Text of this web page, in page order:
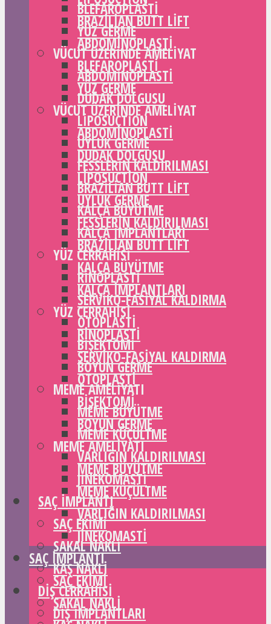
BLEFAROPLASTI
YÜZ GERME
VÜCUT ÜZERINDE AMELIYAT
ABDOMINOPLASTI
DUDAK DOLGUSU
LIPOSUCTION
UYLUK GERME
FESSLERIN KALDIRILMASI
BRAZILIAN BUTT LIFT
KALÇA BÜYÜTME
KALÇA IMPLANTLARI
YÜZ CERRAHISI
RINOPLASTI
SERVIKO-FASIYAL KALDIRMA
OTOPLASTI
BIŞEKTOMI
BOYUN GERME
MEME AMELIYATI
MEME BÜYÜTME
MEME KÜÇÜLTME
VARLIĞIN KALDIRILMASI
JINEKOMASTI
SAÇ IMPLANTI
SAÇ EKIMI
SAKAL NAKLI
KAŞ NAKLI
DIŞ CERRAHISI
DIŞ IMPLANTLARI
BRAZILIAN BUTT LIFT
ABDOMINOPLASTI
BLEFAROPLASTI
YÜZ GERME
VÜCUT ÜZERINDE AMELIYAT
ABDOMINOPLASTI
DUDAK DOLGUSU
LIPOSUCTION
UYLUK GERME
FESSLERIN KALDIRILMASI
BRAZILIAN BUTT LIFT
KALÇA BÜYÜTME
KALÇA IMPLANTLARI
YÜZ CERRAHISI
RINOPLASTI
SERVIKO-FASIYAL KALDIRMA
OTOPLASTI
BIŞEKTOMI
BOYUN GERME
MEME AMELIYATI
MEME BÜYÜTME
MEME KÜÇÜLTME
VARLIĞIN KALDIRILMASI
JINEKOMASTI
SAÇ IMPLANTI
SAÇ EKIMI
SAKAL NAKLI